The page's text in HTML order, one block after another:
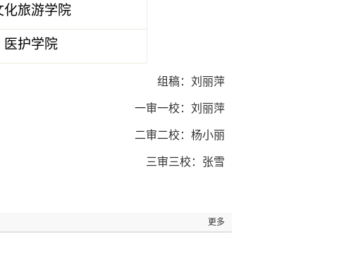
化旅游学院
医护学院
组稿： 刘丽萍
一审一校：刘丽萍
二审二校：杨小丽
三审三校：张雪
更多